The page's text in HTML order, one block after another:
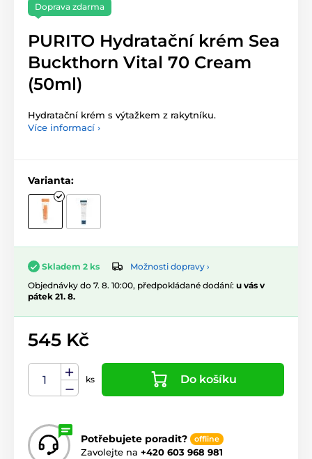
Doprava zdarma
PURITO Hydratační krém Sea
Buckthorn Vital 70 Cream
(50ml)
Hydratační krém s výtažkem z rakytníku.
Více informací ›
Varianta:
Skladem 2 ks
Možnosti dopravy ›
Objednávky do 7. 8. 10:00, předpokládané dodání: u vás v
pátek 21. 8.
545 Kč
ks Do košíku
Potřebujete poradit? offline
Zavolejte na +420 603 968 981